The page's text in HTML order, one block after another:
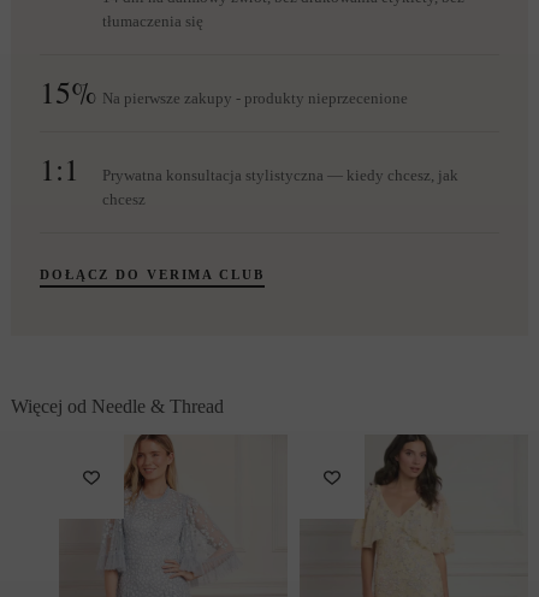
tłumaczenia się
15% Na pierwsze zakupy - produkty nieprzecenione
1:1
Prywatna konsultacja stylistyczna — kiedy chcesz, jak
chcesz
DOŁĄCZ DO VERIMA CLUB
Więcej od Needle & Thread